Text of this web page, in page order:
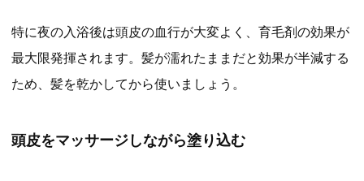
特に夜の入浴後は頭皮の血行が大変よく、育毛剤の効果が
最大限発揮されます。髪が濡れたままだと効果が半減する
ため、髪を乾かしてから使いましょう。
頭皮をマッサージしながら塗り込む